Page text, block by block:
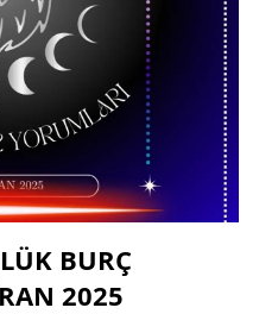
BURÇ
2025